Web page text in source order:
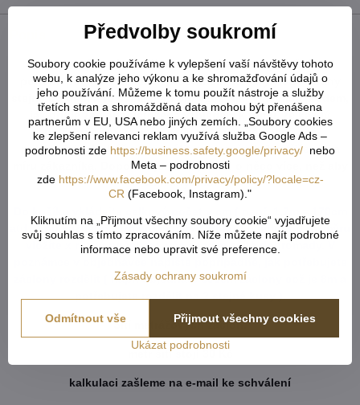
U tvarovaných záclon čí vzororvaných látek ( závěsů ) je
potřeba počítat s nějakým prostřihem, aby byly obě strany
stejné po ušití a to samé platí pro vzor. Nikdy nevíme předem,
jak přijde záclona ustřižená vzhledem k tomu, že každý
potřebuje jiný rozměr. Vždy tedy vezměte více než
potřebujete. Metráž nelze vrátit ani vyměnit. Je střižená na
míru zákazníka. Doporučejeme objednat o něco více, než aby
Vám chybělo.
atd...) od každého rozměru či barvy. Pokud u jednoho rozměru
vložíte x různý počet cm, vše se vám sčítá dohromady. V
záclony rozdělit ( např. objednáte 800cm záclony což je 8m a
potřebujete rozdělit na 2 stejné kusy ).
Šití metrážových záclon:
metr šití stojí 30 Kč
kalkulaci zašleme na e-mail ke schválení
Předvolby soukromí
Soubory cookie používáme k vylepšení vaší návštěvy tohoto
webu, k analýze jeho výkonu a ke shromažďování údajů o
jeho používání. Můžeme k tomu použít nástroje a služby
třetích stran a shromážděná data mohou být přenášena
partnerům v EU, USA nebo jiných zemích. „Soubory cookies
ke zlepšení relevanci reklam využívá služba Google Ads –
podrobnosti zde https://business.safety.google/privacy/ nebo
Meta – podrobnosti
zde https://www.facebook.com/privacy/policy/?locale=cz-
CR (Facebook, Instagram)."
Kliknutím na „Přijmout všechny soubory cookie“ vyjadřujete
svůj souhlas s tímto zpracováním. Níže můžete najít podrobné
informace nebo upravit své preference.
Zásady ochrany soukromí
Ukázat podrobnosti
Přijmout všechny cookies
Odmítnout vše